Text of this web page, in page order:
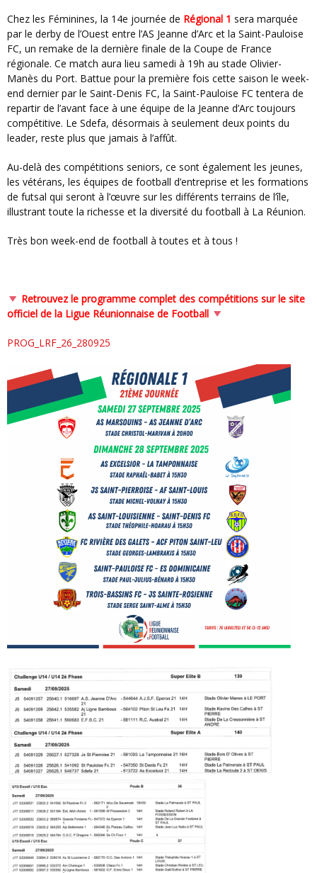
Chez les Féminines, la 14e journée de Régional 1 sera marquée
par le derby de l’Ouest entre l’AS Jeanne d’Arc et la Saint-Pauloise
FC, un remake de la dernière finale de la Coupe de France
régionale. Ce match aura lieu samedi à 19h au stade Olivier-
Manès du Port. Battue pour la première fois cette saison le week-
end dernier par le Saint-Denis FC, la Saint-Pauloise FC tentera de
repartir de l’avant face à une équipe de la Jeanne d’Arc toujours
compétitive. Le Sdefa, désormais à seulement deux points du
leader, reste plus que jamais à l’affût.
Au-delà des compétitions seniors, ce sont également les jeunes,
les vétérans, les équipes de football d’entreprise et les formations
de futsal qui seront à l’œuvre sur les différents terrains de l’île,
illustrant toute la richesse et la diversité du football à La Réunion.
Très bon week-end de football à toutes et à tous !
Retrouvez le programme complet des compétitions sur le site
officiel de la Ligue Réunionnaise de Football
PROG_LRF_26_280925